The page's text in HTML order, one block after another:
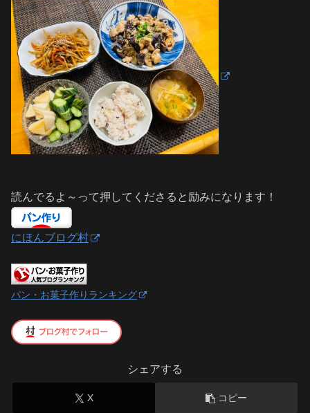
読んでるよ～って押してくださると励みになります！
にほんブログ村
パン・お菓子作りランキング
シェアする
X コピー